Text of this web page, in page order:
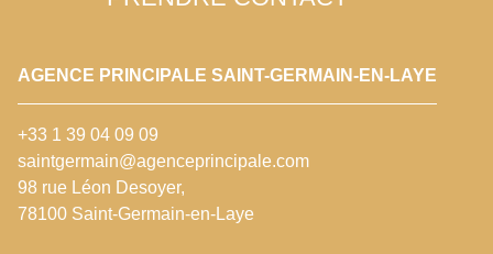
AGENCE PRINCIPALE SAINT-GERMAIN-EN-LAYE
+33 1 39 04 09 09
saintgermain@agenceprincipale.com
98 rue Léon Desoyer,
78100 Saint-Germain-en-Laye